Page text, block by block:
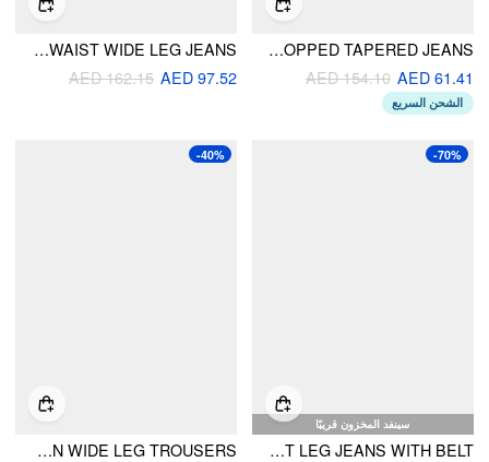
STRETCH CIDER DENIM HIGH RISE CROPPED TAPERED JEANS
AED 61.41
AED 154.10
الشحن السريع
DENIM MID RISE WASHED ELASTIC WAIST WIDE LEG JEANS
AED 97.52
AED 162.15
سينفد المخزون قريبًا
-70%
DENIM LOW RISE STRAIGHT LEG JEANS WITH BELT
-40%
DENIM MID RISE ASYMMETRICAL MENTAL BUTTON WIDE LEG TROUSERS